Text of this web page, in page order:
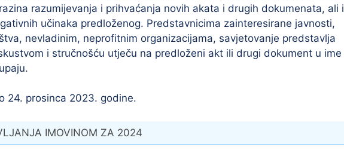
Tovarnik
plana
plana
plana
Civilna zaštita
Vatrogastvo
razumijevanja i prihvaćanja novih akata i drugih dokumenata, ali i
učinaka predloženog. Predstavnicima zainteresirane javnosti,
nevladinim, neprofitnim organizacijama, savjetovanje predstavlja
i stručnošću utječu na predloženi akt ili drugi dokument u ime
24. prosinca 2023. godine.
IMOVINOM ZA 2024